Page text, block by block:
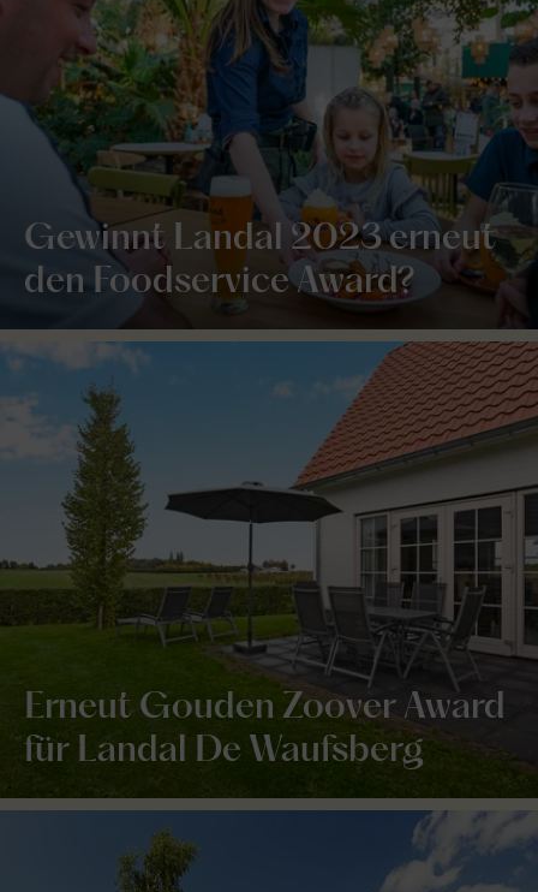
Gewinnt Landal 2023 erneut
den Foodservice Award?
Erneut Gouden Zoover Award
für Landal De Waufsberg